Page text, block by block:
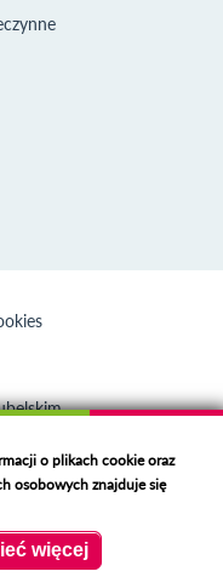
o plikach cookie oraz
osobowych znajduje się
więcej